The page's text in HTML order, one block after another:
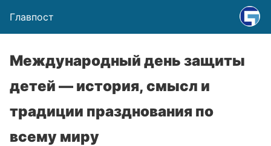
Главпост
Международный день защиты
детей — история, смысл и
традиции празднования по
всему миру